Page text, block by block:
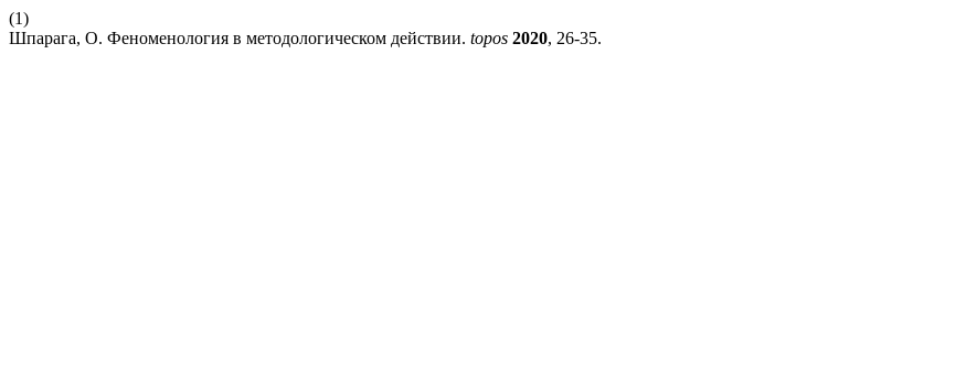
(1)
Шпарага, О. Феноменология в методологическом действии. topos 2020, 26-35.